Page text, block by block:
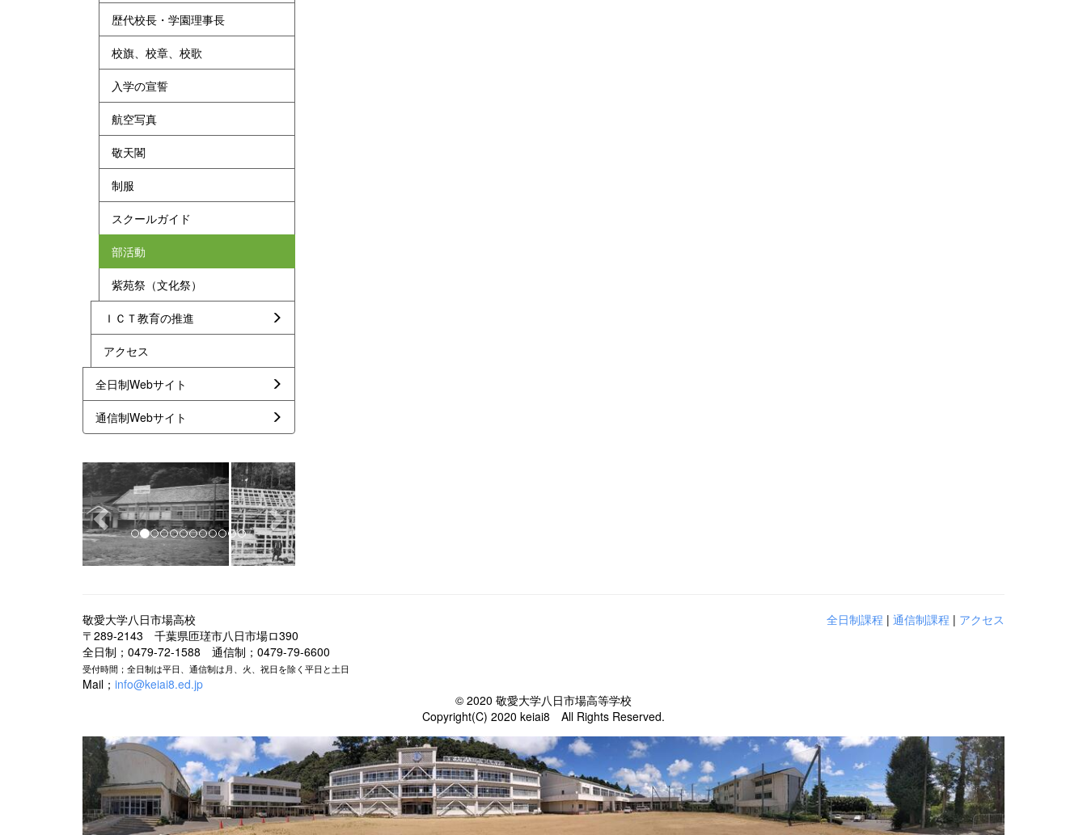
歴代校長・学園理事長
校旗、校章、校歌
入学の宣誓
航空写真
敬天閣
制服
スクールガイド
部活動
紫苑祭（文化祭）
ＩＣＴ教育の推進
アクセス
全日制Webサイト
通信制Webサイト
p
r
e
v
i
u
s
n
e
x
t
全日制課程 | 通信制課程 | アクセス
敬愛大学八日市場高校
〒289-2143 千葉県匝瑳市八日市場ロ390
全日制；0479-72-1588 通信制；0479-79-6600
受付時間；全日制は平日、通信制は月、火、祝日を除く平日と土日
Mail； info@keiai8.ed.jp
© 2020 敬愛大学八日市場高等学校
Copyright(C) 2020 keiai8 All Rights Reserved.